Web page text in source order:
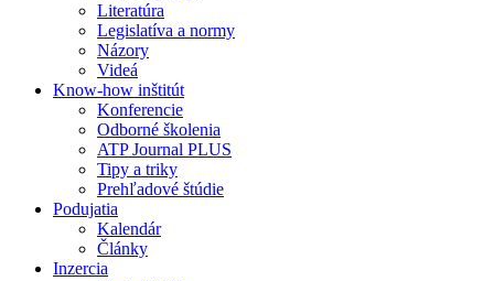
Literatúra
Legislatíva a normy
Názory
Videá
Know-how inštitút
Konferencie
Odborné školenia
ATP Journal PLUS
Tipy a triky
Prehľadové štúdie
Podujatia
Kalendár
Články
Inzercia